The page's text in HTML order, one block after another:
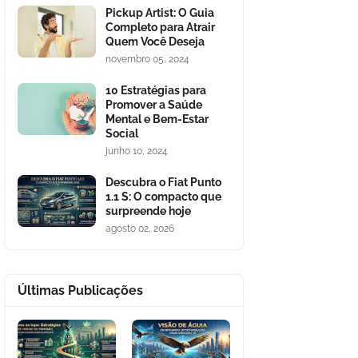
Pickup Artist: O Guia
Completo para Atrair
Quem Você Deseja
novembro 05, 2024
10 Estratégias para
Promover a Saúde
Mental e Bem-Estar
Social
junho 10, 2024
Descubra o Fiat Punto
1.1 S: O compacto que
surpreende hoje
agosto 02, 2026
Últimas Publicações